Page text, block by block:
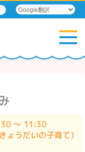
～ 11:30
うだいの子育て）